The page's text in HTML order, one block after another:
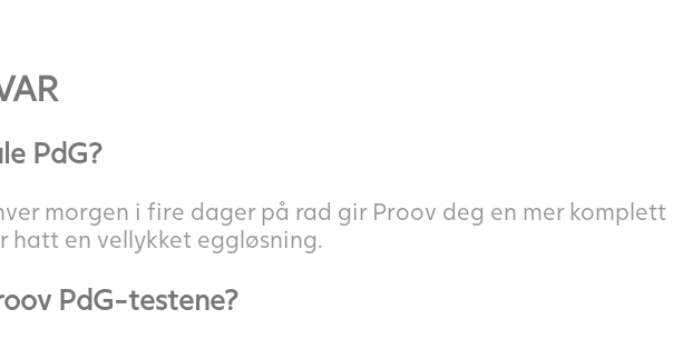
PdG?
morgen i fire dager på rad gir Proov deg en mer komplett
hatt en vellykket eggløsning.
PdG-testene?